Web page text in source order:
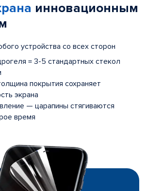
инновационным
устройства со всех сторон
= 3-5 стандартных стекол
покрытия сохраняет
экрана
— царапины стягиваются
время